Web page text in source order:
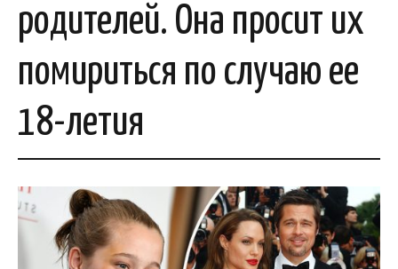
родителей. Она просит их
помириться по случаю ее
18-летия